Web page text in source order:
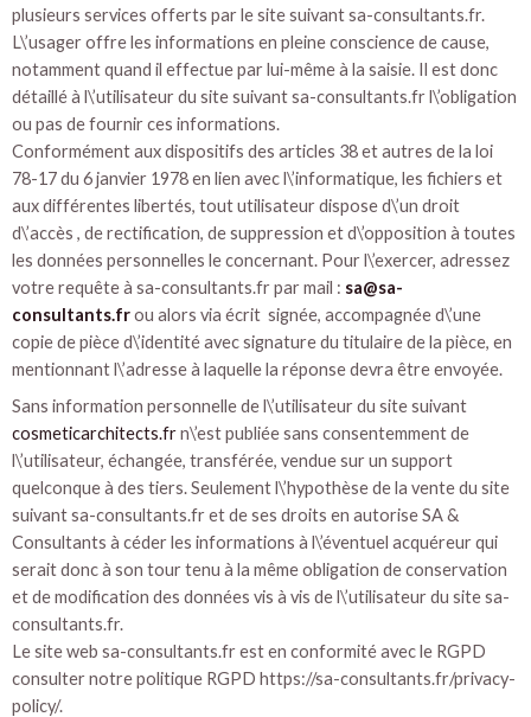
plusieurs services offerts par le site suivant sa-consultants.fr.
L\’usager offre les informations en pleine conscience de cause,
notamment quand il effectue par lui-même à la saisie. Il est donc
détaillé à l\’utilisateur du site suivant sa-consultants.fr l\’obligation
ou pas de fournir ces informations.
Conformément aux dispositifs des articles 38 et autres de la loi
78-17 du 6 janvier 1978 en lien avec l\’informatique, les fichiers et
aux différentes libertés, tout utilisateur dispose d\’un droit
d\’accès , de rectification, de suppression et d\’opposition à toutes
les données personnelles le concernant. Pour l\’exercer, adressez
votre requête à sa-consultants.fr par mail : sa@sa-
consultants.frou alors via écrit signée, accompagnée d\’une
copie de pièce d\’identité avec signature du titulaire de la pièce, en
mentionnant l\’adresse à laquelle la réponse devra être envoyée.
Sans information personnelle de l\’utilisateur du site suivant
cosmeticarchitects.frn\’est publiée sans consentemment de
l\’utilisateur, échangée, transférée, vendue sur un support
quelconque à des tiers. Seulement l\’hypothèse de la vente du site
suivant sa-consultants.fr et de ses droits en autorise SA &
Consultants à céder les informations à l\’éventuel acquéreur qui
serait donc à son tour tenu à la même obligation de conservation
et de modification des données vis à vis de l\’utilisateur du site sa-
consultants.fr.
Le site web sa-consultants.fr est en conformité avec le RGPD
consulter notre politique RGPD https://sa-consultants.fr/privacy-
policy/.